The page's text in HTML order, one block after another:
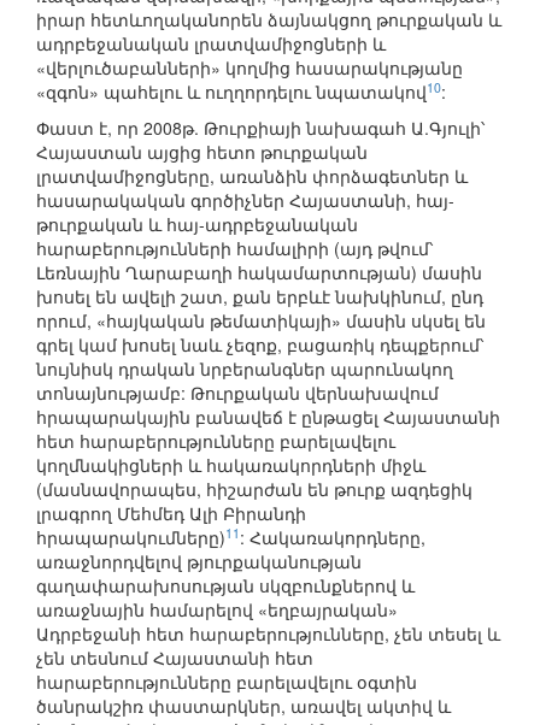
իրար հետևողականորեն ձայնակցող թուրքական և
ադրբեջանական լրատվամիջոցների և
«վերլուծաբանների» կողմից հասարակությանը
«զգոն» պահելու և ուղղորդելու նպատակով10:
Փաստ է, որ 2008թ. Թուրքիայի նախագահ Ա.Գյուլի՝
Հայաստան այցից հետո թուրքական
լրատվամիջոցները, առանձին փորձագետներ և
հասարակական գործիչներ Հայաստանի, հայ-
թուրքական և հայ-ադրբեջանական
հարաբերությունների համալիրի (այդ թվում՝
Լեռնային Ղարաբաղի հակամարտության) մասին
խոսել են ավելի շատ, քան երբևէ նախկինում, ընդ
որում, «հայկական թեմատիկայի» մասին սկսել են
գրել կամ խոսել նաև չեզոք, բացառիկ դեպքերում՝
նույնիսկ դրական նրբերանգներ պարունակող
տոնայնությամբ: Թուրքական վերնախավում
հրապարակային բանավեճ է ընթացել Հայաստանի
հետ հարաբերությունները բարելավելու
կողմնակիցների և հակառակորդների միջև
(մասնավորապես, հիշարժան են թուրք ազդեցիկ
լրագրող Մեհմեդ Ալի Բիրանդի
հրապարակումները)11 : Հակառակորդները,
առաջնորդվելով թյուրքականության
գաղափարախոսության սկզբունքներով և
առաջնային համարելով «եղբայրական»
Ադրբեջանի հետ հարաբերությունները, չեն տեսել և
չեն տեսնում Հայաստանի հետ
հարաբերությունները բարելավելու օգտին
ծանրակշիռ փաստարկներ, առավել ակտիվ և